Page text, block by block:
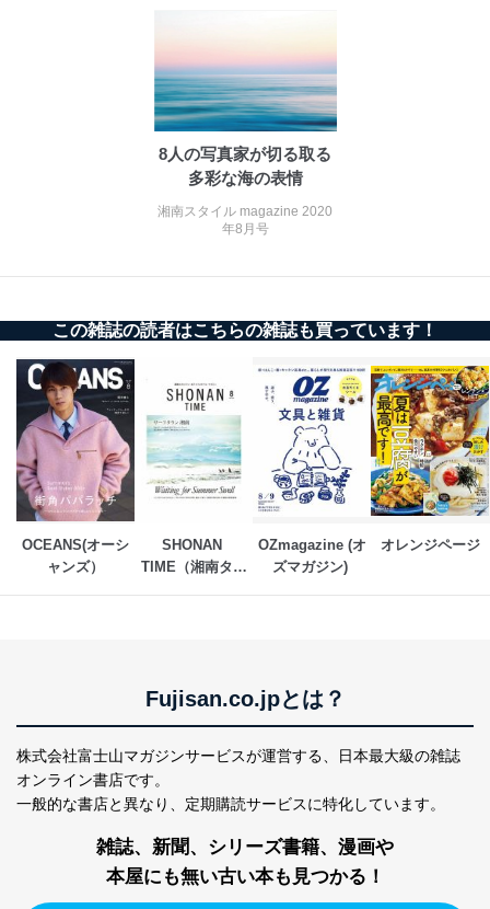
３．個人情報の第三者提供について
当社は、取得した個人情報を適切に管理し､あらかじめ
本人の同意を得ることなく第三者に提供することはあり
ません。ただし、次の場合は除きます。
に特に必要がある場合であって、本人の同意を得るこ
国の機関もしくは地方公共団体またはその委託を受け
た者が法令の定める事務を遂行することに対して協力
する必要がある場合であって、本人の同意を得ること
により当該事務の遂行に支障を及ぼすおそれがあると
き。
上記２．の利用目的を実施するために守秘義務を結ん
だ企業に、業務の一部として個人情報の取扱いを委
託・提供する場合、その業務に必要な範囲で委託・提
供先企業に個人情報を開示することがあります。
委託・提供先企業は具体的には以下のような企業です
が、これらに限りません。
委託先：カスタマーサポート支援会社 、クレジッ
販売店などの梱包・配送・配達会社
いて
当社は、本人から、開示対象個人情報について利用目的
す。ただし、以下①～④のいずれかに該当する場合は、
利用目的の通知を行なうことはできません。そのとき
は、本人に遅滞無くその旨を通知するとともに、理由を
8人の写真家が切る取る
多彩な海の表情
湘南スタイル magazine 2020
年8月号
この雑誌の読者はこちらの雑誌も買っています！
OCEANS(オーシ
ャンズ）
SHONAN
TIME（湘南タイ
OZmagazine (オ
ズマガジン)
オレンジページ
Fujisan.co.jpとは？
株式会社富士山マガジンサービスが運営する、
日本最大級の雑誌
オンライン書店です。
一般的な書店と異なり、 定期購読サービスに特化しています。
雑誌、新聞、シリーズ書籍、漫画や
本屋にも無い古い本も見つかる！